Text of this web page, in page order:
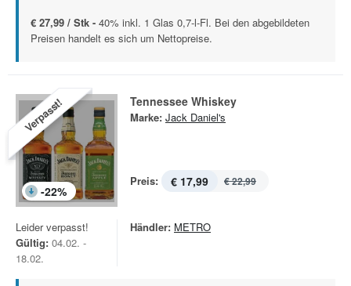
€ 27,99 / Stk - 40% inkl. 1 Glas 0,7-l-Fl. Bei den abgebildeten
Preisen handelt es sich um Nettopreise.
Verpasst!
-22%
Tennessee Whiskey
Marke: Jack Daniel's
Preis: € 17,99 € 22,99
Leider verpasst!
Gültig: 04.02. -
18.02.
Händler: METRO